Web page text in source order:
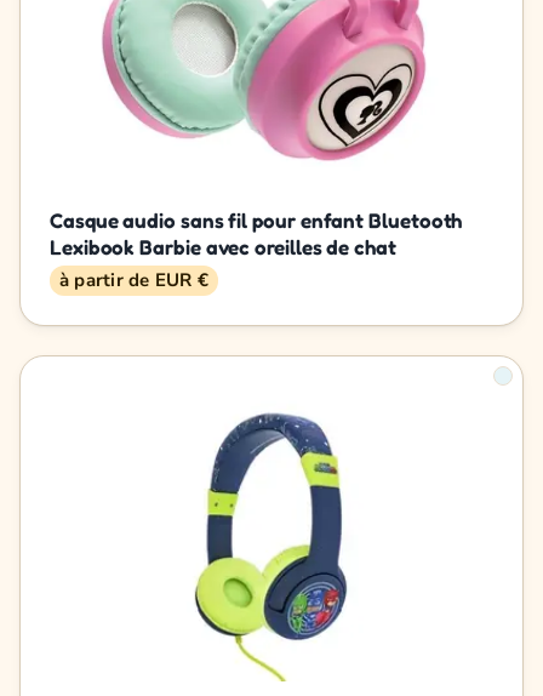
Casque audio sans fil pour enfant Bluetooth
Lexibook Barbie avec oreilles de chat
à partir de EUR €